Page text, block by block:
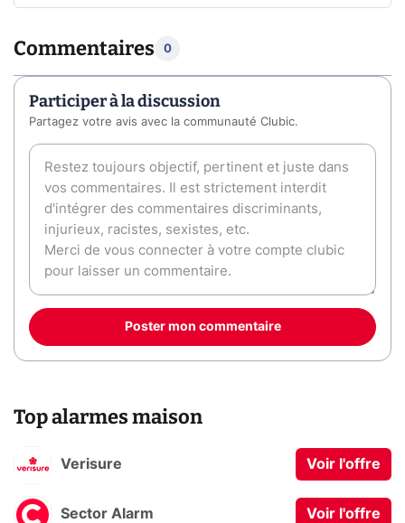
Commentaires 0
Participer à la discussion
Partagez votre avis avec la communauté Clubic.
Poster mon commentaire
Top alarmes maison
Verisure Voir l'offre
Sector Alarm Voir l'offre